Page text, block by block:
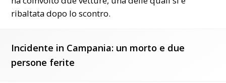
ribaltata dopo lo scontro.
Incidente in Campania: un morto e due
persone ferite